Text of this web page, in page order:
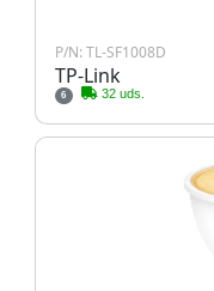
P/N: TL-SF1008D
TP-Link
6 32 uds.